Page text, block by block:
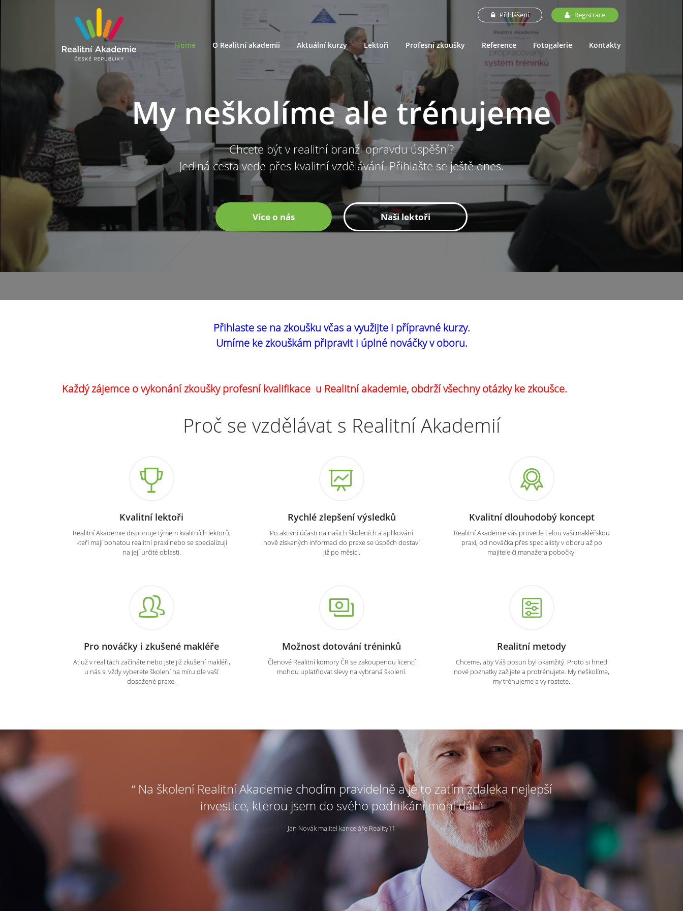
Přihlášení Registrace
Home O Realitní akademii Aktuální kurzy Lektoři Profesní zkoušky Reference Fotogalerie Kontakty
My neškolíme ale trénujeme
Chcete být v realitní branži opravdu úspěšní?
Jediná cesta vede přes kvalitní vzdělávání. Přihlašte se ještě dnes.
Více o nás Naši lektoři
Přihlaste se na zkoušku včas a využijte i přípravné kurzy.
Umíme ke zkouškám připravit i úplné nováčky v oboru.
Každý zájemce o vykonání zkoušky profesní kvalifikace u Realitní akademie, obdrží všechny otázky ke zkoušce.
Proč se vzdělávat s Realitní Akademií
Kvalitní lektoři
Realitní Akademie disponuje týmem kvalitních lektorů,
kteří mají bohatou realitní praxi nebo se specializují
na její určité oblasti.
Rychlé zlepšení výsledků
Po aktivní účasti na našich školeních a aplikování
nově získaných informací do praxe se úspěch dostaví
již po měsíci.
Kvalitní dlouhodobý koncept
Realitní Akademie vás provede celou vaší makléřskou
praxí, od nováčka přes specialisty v oboru až po
majitele či manažera pobočky.
Pro nováčky i zkušené makléře
Ať už v realitách začínáte nebo jste již zkušení makléři,
u nás si vždy vyberete školení na míru dle vaší
dosažené praxe.
Možnost dotování tréninků
Členové Realitní komory ČR se zakoupenou licencí
mohou uplatňovat slevy na vybraná školení.
Realitní metody
Chceme, aby Váš posun byl okamžitý. Proto si hned
nové poznatky zažijete a protrénujete. My neškolíme,
my trénujeme a vy rostete.
“ Na školení Realitní Akademie chodím pravidelně a je to zatím zdaleka nejlepší
investice, kterou jsem do svého podnikání mohl dát ”
Jan Novák majitel kanceláře Reality11